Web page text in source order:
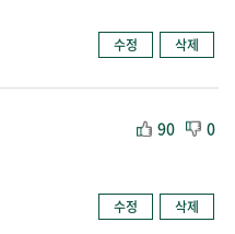
수정 삭제
90
0
수정 삭제